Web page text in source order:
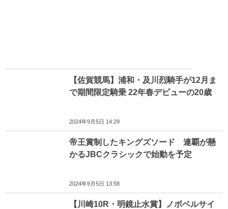
【佐賀競馬】浦和・及川烈騎手が12月ま
で期間限定騎乗 22年春デビューの20歳
2024年9月5日 14:29
帝王賞制したキングズソード 連覇が懸
かるJBCクラシックで始動を予定
2024年9月5日 13:58
【川崎10R・明鏡止水賞】ノボベルサイ